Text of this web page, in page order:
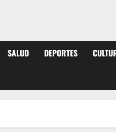
SALUD DEPORTES